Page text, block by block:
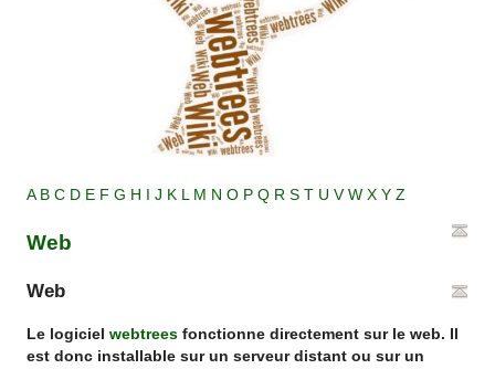
A B C D E F G H J K M N O P Q R S T U V W X Y Z
Web
Web
Le logicielwebtrees fonctionne directement sur le web. Il
est donc installable sur un serveur distant ou sur un